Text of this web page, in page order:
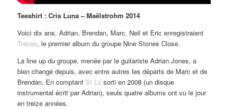
Teeshirt : Cris Luna – Maëlstrohm 2014
Voici dix ans, Adrian, Brendan, Marc, Neil et Eric enregistraient
Traces, le premier album du groupe Nine Stones Close.
La line up du groupe, menée par le guitariste Adrian Jones, a
bien changé depuis, avec entre autres les départs de Marc et de
Brendan. En comptant St Lo sorti en 2008 (un disque
instrumental écrit par Adrian), seuls quatre albums ont vu le jour
en treize années.